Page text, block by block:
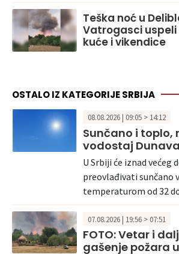
Teška noć u
Vatrogasci
kuće i vikendice
OSTALO IZ KATEGORIJE SRBIJA
08.08.2026 | 09:05 > 14:12
Sunčano i toplo,
vodostaj
U Srbiji će iznad većeg
preovlađivati sunčano
temperaturom od 32
07.08.2026 | 19:56 > 07:51
FOTO: Vetar i
gašenje požara